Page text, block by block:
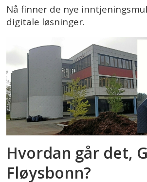
Nå finner de nye
digitale løsninger.
Hvordan går det,
Fløysbonn?